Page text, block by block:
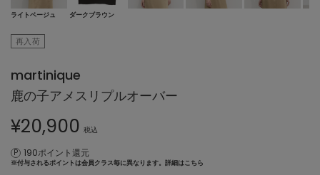
ライトベージュ ダークブラウン
再入荷
martinique
鹿の子アメスリプルオーバー
¥20,900 税込
190ポイント還元
※付与されるポイントは会員クラス毎に異なります。 詳細はこちら